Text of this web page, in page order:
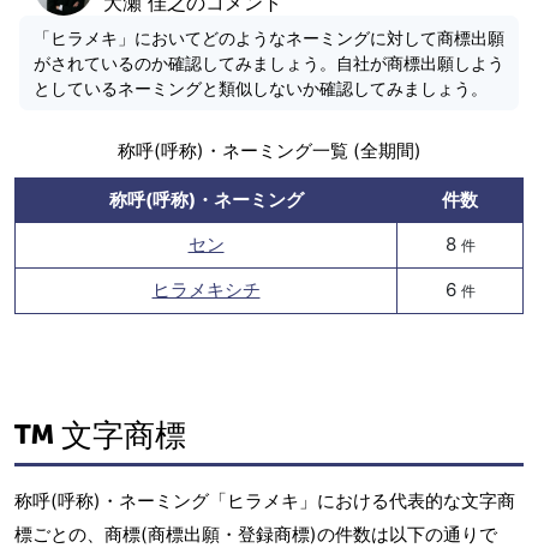
「ヒラメキ」においてどのようなネーミングに対して商標出願
がされているのか確認してみましょう。自社が商標出願しよう
としているネーミングと類似しないか確認してみましょう。
称呼(呼称)・ネーミング一覧 (全期間)
称呼(呼称)・ネーミング
件数
セン
8 件
ヒラメキシチ 6 件
文字商標
称呼(呼称)・ネーミング「ヒラメキ」における代表的な文字商
標ごとの、商標(商標出願・登録商標)の件数は以下の通りで